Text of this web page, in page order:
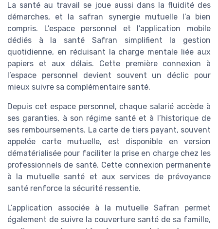
La santé au travail se joue aussi dans la fluidité des
démarches, et la safran synergie mutuelle l’a bien
compris. L’espace personnel et l’application mobile
dédiés à la santé Safran simplifient la gestion
quotidienne, en réduisant la charge mentale liée aux
papiers et aux délais. Cette première connexion à
l’espace personnel devient souvent un déclic pour
mieux suivre sa complémentaire santé.
Depuis cet espace personnel, chaque salarié accède à
ses garanties, à son régime santé et à l’historique de
ses remboursements. La carte de tiers payant, souvent
appelée carte mutuelle, est disponible en version
dématérialisée pour faciliter la prise en charge chez les
professionnels de santé. Cette connexion permanente
à la mutuelle santé et aux services de prévoyance
santé renforce la sécurité ressentie.
L’application associée à la mutuelle Safran permet
également de suivre la couverture santé de sa famille,